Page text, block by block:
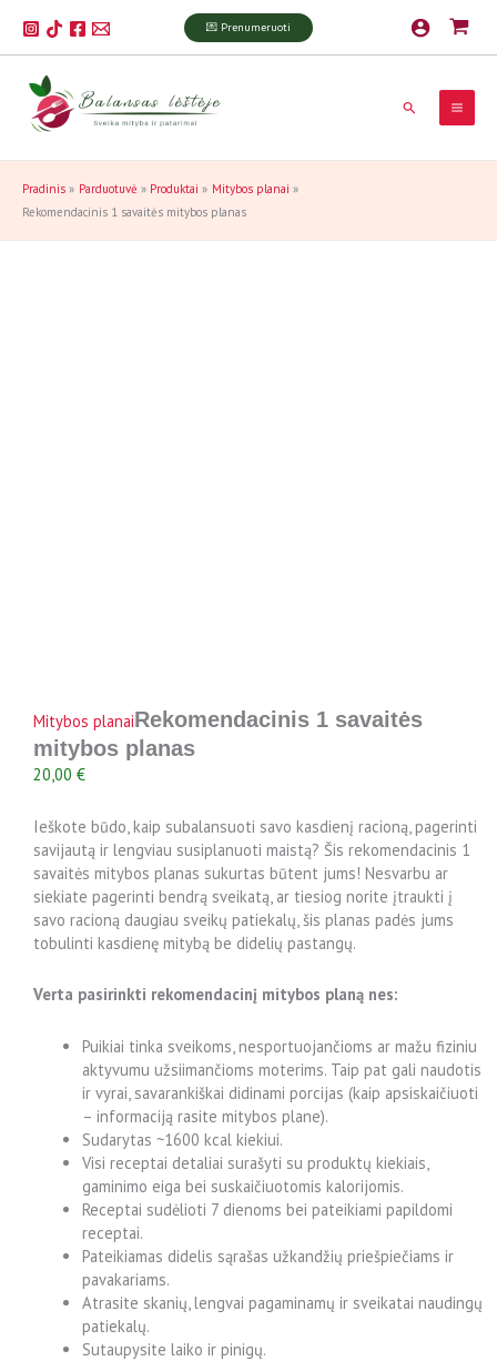
prie
turinio
💌 Prenumeruoti
Paieška
Pradinis Parduotuvė Produktai
Mitybos planai
Rekomendacinis 1 savaitės mitybos planas
Mitybos planaiRekomendacinis 1 savaitės
mitybos planas
20,00 €
Ieškote būdo, kaip subalansuoti savo kasdienį racioną, pagerinti
savijautą ir lengviau susiplanuoti maistą? Šis rekomendacinis 1
savaitės mitybos planas sukurtas būtent jums! Nesvarbu ar
siekiate pagerinti bendrą sveikatą, ar tiesiog norite įtraukti į
savo racioną daugiau sveikų patiekalų, šis planas padės jums
tobulinti kasdienę mitybą be didelių pastangų.
Verta pasirinkti rekomendacinį mitybos planą nes:
Puikiai tinka sveikoms, nesportuojančioms ar mažu fiziniu
aktyvumu užsiimančioms moterims. Taip pat gali naudotis
ir vyrai, savarankiškai didinami porcijas (kaip apsiskaičiuoti
– informaciją rasite mitybos plane).
Sudarytas ~1600 kcal kiekiui.
Visi receptai detaliai surašyti su produktų kiekiais,
gaminimo eiga bei suskaičiuotomis kalorijomis.
Receptai sudėlioti 7 dienoms bei pateikiami papildomi
receptai.
Pateikiamas didelis sąrašas užkandžių priešpiečiams ir
pavakariams.
Atrasite skanių, lengvai pagaminamų ir sveikatai naudingų
patiekalų.
Sutaupysite laiko ir pinigų.
kiekis:
Rekomendacinis
1
savaitės
mitybos